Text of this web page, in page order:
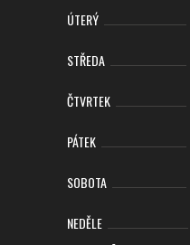
ÚTERÝ
STŘEDA
ČTVRTEK
PÁTEK
SOBOTA
NEDĚLE